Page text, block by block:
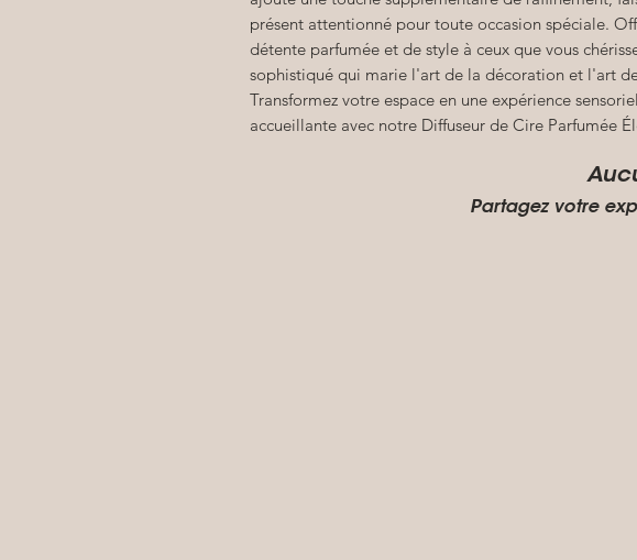
présent attentionné pour toute occasion spéciale.
détente parfumée et de style à ceux que vous
sophistiqué qui marie l'art de la décoration et l'art
Transformez votre espace en une expérience
accueillante avec notre Diffuseur de Cire Parfumée
Partagez votre